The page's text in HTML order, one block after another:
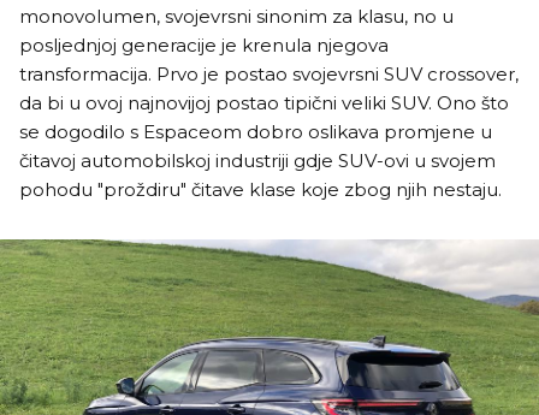
monovolumen, svojevrsni sinonim za klasu, no u
posljednjoj generacije je krenula njegova
transformacija. Prvo je postao svojevrsni SUV crossover,
da bi u ovoj najnovijoj postao tipični veliki SUV. Ono što
se dogodilo s Espaceom dobro oslikava promjene u
čitavoj automobilskoj industriji gdje SUV-ovi u svojem
pohodu "proždiru" čitave klase koje zbog njih nestaju.